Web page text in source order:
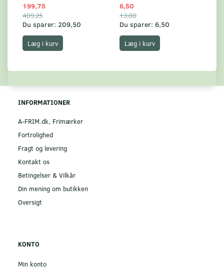
199,75
409,25
Du sparer: 209,50
Læg i kurv
6,50
13,00
Du sparer: 6,50
Læg i kurv
INFORMATIONER
A-FRIM.dk, Frimærker
Fortrolighed
Fragt og levering
Kontakt os
Betingelser & Vilkår
Din mening om butikken
Oversigt
KONTO
Min konto